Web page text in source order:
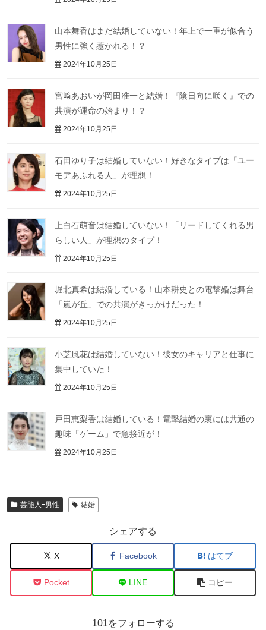
山本舞香はまだ結婚していない！年上で一重が似合う
男性に強く惹かれる！？
2024年10月25日
宮﨑あおいが岡田准一と結婚！『陰日向に咲く』での
共演が運命の始まり！？
2024年10月25日
石田ゆり子は結婚していない！好きなタイプは「ユー
モアあふれる人」が理想！
2024年10月25日
上白石萌音は結婚していない！「リードしてくれる男
らしい人」が理想のタイプ！
2024年10月25日
堀北真希は結婚している！山本耕史との電撃婚は舞台
「嵐が丘」での共演がきっかけだった！
2024年10月25日
小芝風花は結婚していない！彼女のキャリアと仕事に
集中していた！
2024年10月25日
戸田恵梨香は結婚している！電撃結婚の裏には共通の
趣味「ゲーム」で急接近が！
2024年10月25日
芸能人ｰ男性 結婚
シェアする
X Facebook はてブ
Pocket LINE コピー
101をフォローする